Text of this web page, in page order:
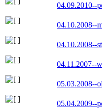
04.09.2010--
04.10.2008--
04.10.2008--
04.11.2007--
05.03.2008--
05.04.2009--